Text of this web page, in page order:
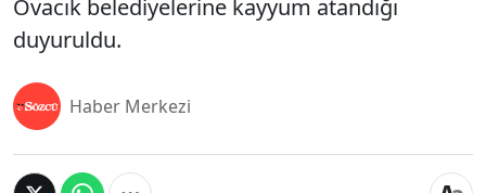
Ovacık belediyelerine kayyum atandığı
duyuruldu.
Haber Merkezi